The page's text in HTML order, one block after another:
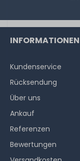
INFORMATIONEN
Kundenservice
Rücksendung
Über uns
Ankauf
Referenzen
Bewertungen